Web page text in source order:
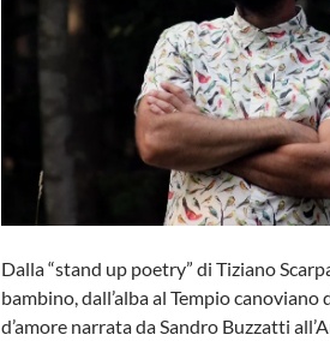
Dalla “stand up poetry” di Tiziano
bambino, dall’alba al Tempio
d’amore narrata da Sandro Buzzatti